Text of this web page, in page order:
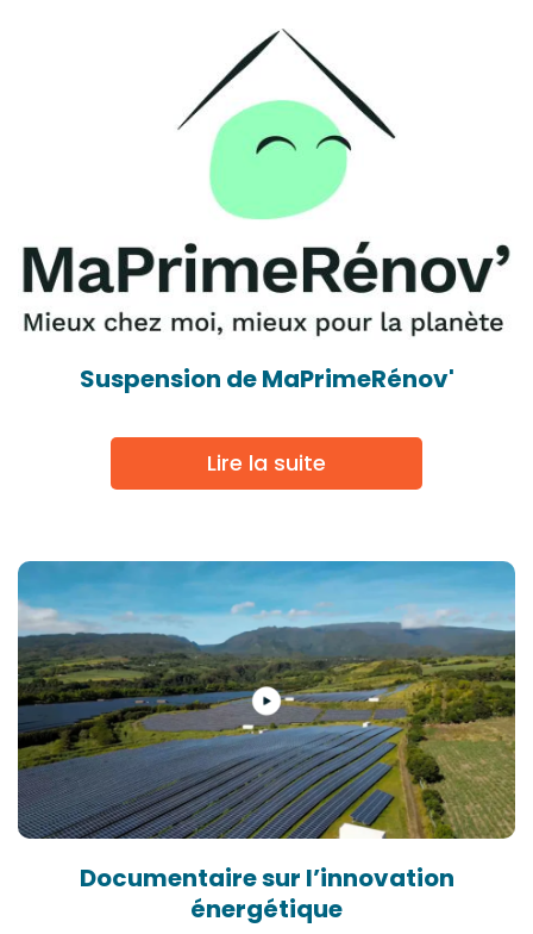
Suspension de MaPrimeRénov'
Lire la suite
Documentaire sur l’innovation
énergétique